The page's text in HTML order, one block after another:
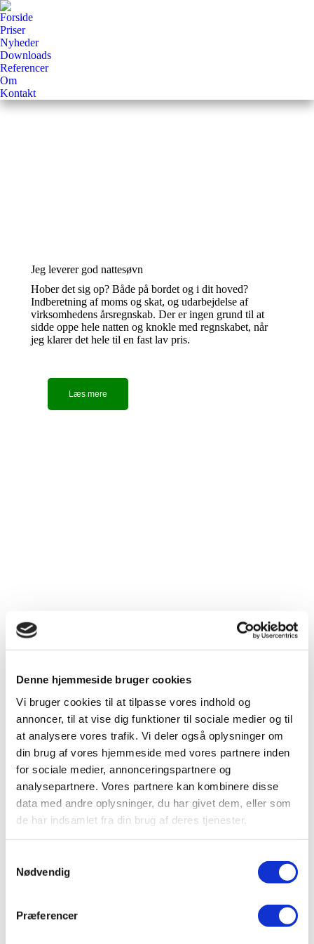
Denne hjemmeside bruger cookies
Vi bruger cookies til at tilpasse vores indhold og
annoncer, til at vise dig funktioner til sociale medier og til
at analysere vores trafik. Vi deler også oplysninger om
din brug af vores hjemmeside med vores partnere inden
for sociale medier, annonceringspartnere og
analysepartnere. Vores partnere kan kombinere disse
data med andre oplysninger, du har givet dem, eller som
de har indsamlet fra din brug af deres tjenester.
Nødvendig
Præferencer
Forside
Priser
Nyheder
Downloads
Referencer
Om
Kontakt
Jeg leverer god nattesøvn
Hober det sig op? Både på bordet og i dit hoved?
Indberetning af moms og skat, og udarbejdelse af
virksomhedens årsregnskab. Der er ingen grund til at
sidde oppe hele natten og knokle med regnskabet, når
jeg klarer det hele til en fast lav pris.
Læs mere
Jeg tilbyder pakkeløsninger til en fast lav pris, så du
slipper for ubehagelige overraskelser.
Hotline er som udgangspunkt en del af pakkeløsningen,
uanset pakkens størrelse, så ”taxameteret” kører ikke
bare løs, når du ringer med de små spørgsmål i